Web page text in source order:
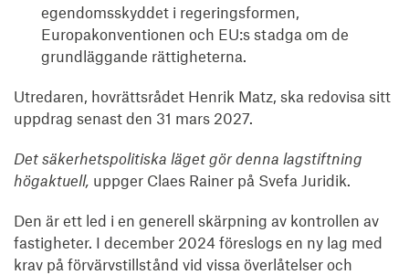
egendomsskyddet i regeringsformen,
Europakonventionen och EU:s stadga om de
grundläggande rättigheterna.
Utredaren, hovrättsrådet Henrik Matz, ska redovisa sitt
uppdrag senast den 31 mars 2027.
Det säkerhetspolitiska läget gör denna lagstiftning
högaktuell, uppger Claes Rainer på Svefa Juridik.
Den är ett led i en generell skärpning av kontrollen av
fastigheter. I december 2024 föreslogs en ny lag med
krav på förvärvstillstånd vid vissa överlåtelser och